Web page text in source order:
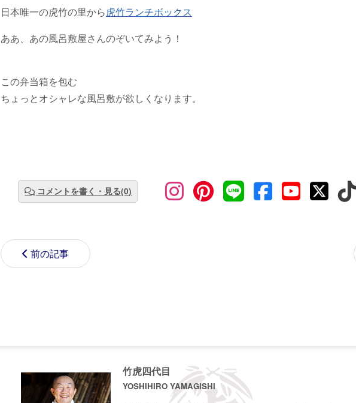
日本唯一の虎竹の里から虎竹ランチボックス
ああ、あの風呂敷屋さんのぞいてみよう！
この弁当箱を包む
ちょっとオシャレな風呂敷が欲しくなります。
コメントを書く・見る(0)
前の記事
竹虎四代目
YOSHIHIRO YAMAGISHI